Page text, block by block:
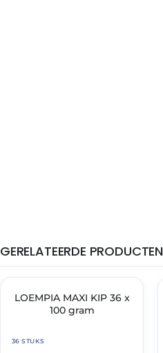
GERELATEERDE PRODUCTEN
🔥 OP=OP
LOEMPIA MAXI KIP 36 x
100 gram
36 STUKS